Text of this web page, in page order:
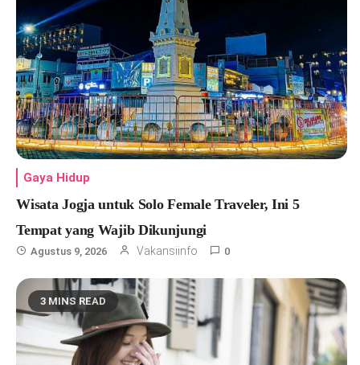
Gaya Hidup
Wisata Jogja untuk Solo Female Traveler, Ini 5
Tempat yang Wajib Dikunjungi
Agustus 9, 2026 Vakansiinfo 0
3 MINS READ